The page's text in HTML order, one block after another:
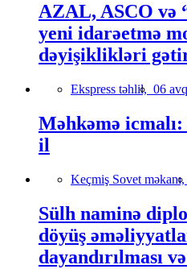
AZAL, ASCO və
yeni idarəetmə
dəyişiklikləri
Ekspress təhlil, 06
Məhkəmə icmalı:
il
Keçmiş Sovet məkanı,
Sülh naminə
döyüş
dayandırılması